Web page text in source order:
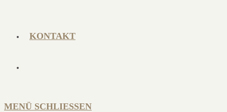
KONTAKT
MENÜ SCHLIESSEN